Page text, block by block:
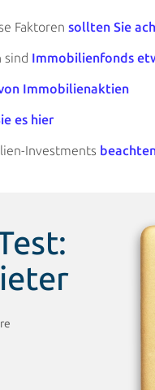
Faktoren sollten Sie
sind Immobilienfonds
Immobilienaktien
es hier
Investments